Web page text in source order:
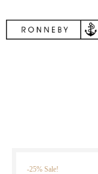
-25% Sale!